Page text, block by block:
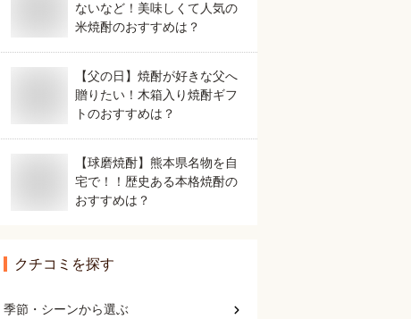
ないなど！美味しくて人気の
米焼酎のおすすめは？
【父の日】焼酎が好きな父へ
贈りたい！木箱入り焼酎ギフ
トのおすすめは？
【球磨焼酎】熊本県名物を自
宅で！！歴史ある本格焼酎の
おすすめは？
クチコミを探す
季節・シーンから選ぶ